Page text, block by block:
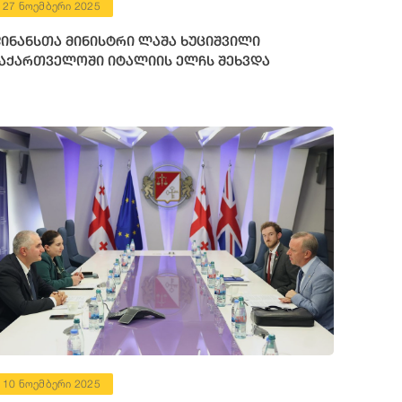
27 ნოემბერი 2025
მინისტრი ლაშა ხუციშვილი
იტალიის ელჩს შეხვდა
10 ნოემბერი 2025